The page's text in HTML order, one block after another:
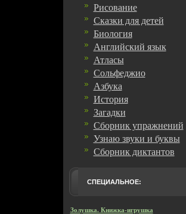
Рисование
Сказки для детей
Биология
Английский язык
Атласы
Сольфеджио
Азбука
История
Загадки
Сборник упражнений
Узнаю звуки и буквы
Сборник диктантов
СПЕЦИАЛЬНОЕ:
Золушка. Книжка-игрушка